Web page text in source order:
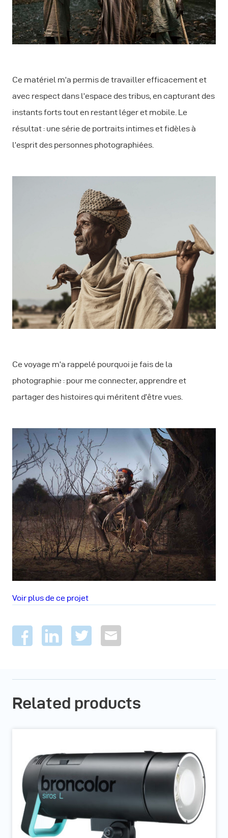
Ce matériel m’a permis de travailler efficacement et
avec respect dans l’espace des tribus, en capturant des
instants forts tout en restant léger et mobile. Le
résultat : une série de portraits intimes et fidèles à
l’esprit des personnes photographiées.
Ce voyage m’a rappelé pourquoi je fais de la
photographie : pour me connecter, apprendre et
partager des histoires qui méritent d’être vues.
Voir plus de ce projet
Related products